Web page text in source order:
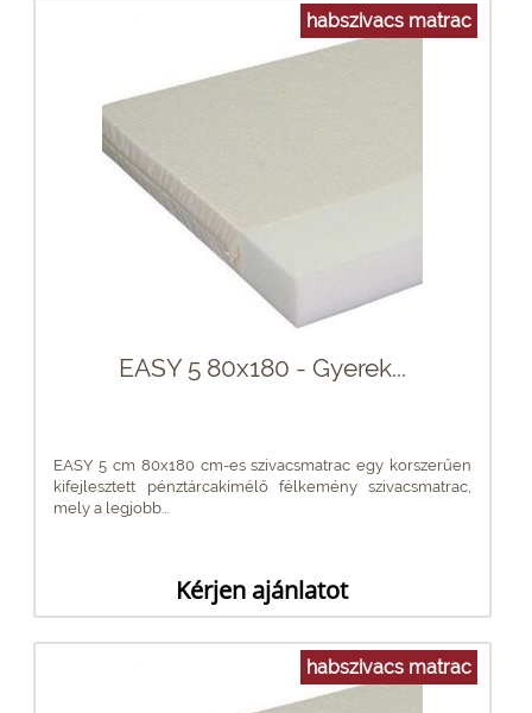
habszivacs matrac
EASY 5 80x180 - Gyerek...
EASY 5 cm 80x180 cm-es szivacsmatrac egy korszerűen
kifejlesztett pénztárcakímélő félkemény szivacsmatrac,
mely a legjobb...
Kérjen ajánlatot
habszivacs matrac